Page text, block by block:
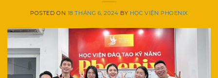
POSTED ON 18 THÁNG 6, 2024 BY HỌC VIỆN PHOENIX